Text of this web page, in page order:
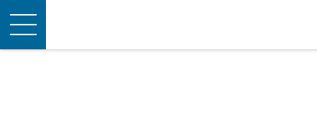
Toggle
navigation